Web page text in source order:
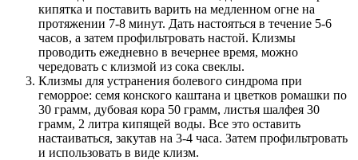
кипятка и поставить варить на медленном огне на
протяжении 7-8 минут. Дать настояться в течение 5-6
часов, а затем профильтровать настой. Клизмы
проводить ежедневно в вечернее время, можно
чередовать с клизмой из сока свеклы.
Клизмы для устранения болевого синдрома при
геморрое: семя конского каштана и цветков ромашки по
30 грамм, дубовая кора 50 грамм, листья шалфея 30
грамм, 2 литра кипящей воды. Все это оставить
настаиваться, закутав на 3-4 часа. Затем профильтровать
и использовать в виде клизм.